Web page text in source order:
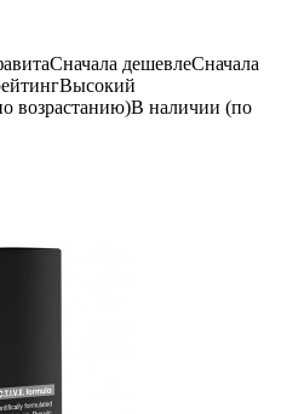
Сначала дешевлеСначала
Высокий
возрастанию)В наличии (по